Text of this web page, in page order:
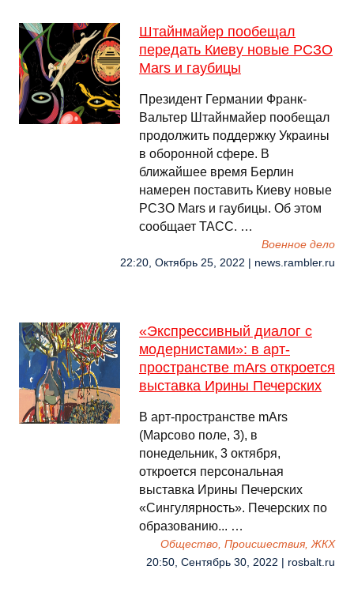
Штайнмайер пообещал
передать Киеву новые РСЗО
Mars и гаубицы
Президент Германии Франк-
Вальтер Штайнмайер пообещал
продолжить поддержку Украины
в оборонной сфере. В
ближайшее время Берлин
намерен поставить Киеву новые
РСЗО Mars и гаубицы. Об этом
сообщает ТАСС. …
Военное дело
22:20, Октябрь 25, 2022 | news.rambler.ru
«Экспрессивный диалог с
модернистами»: в арт-
пространстве mArs откроется
выставка Ирины Печерских
В арт-пространстве mArs
(Марсово поле, 3), в
понедельник, 3 октября,
откроется персональная
выставка Ирины Печерских
«Сингулярность». Печерских по
образованию... …
Общество, Происшествия, ЖКХ
20:50, Сентябрь 30, 2022 | rosbalt.ru